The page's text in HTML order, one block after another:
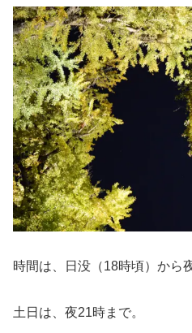
時間は、日没（18時頃）から
土日は、夜21時まで。